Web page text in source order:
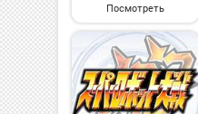
Посмотреть